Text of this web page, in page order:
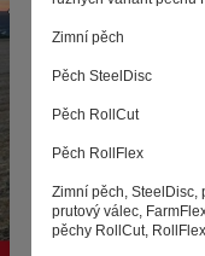
Zimní pěch
Pěch SteelDisc
Pěch RollCut
Pěch RollFlex
Zimní pěch, SteelDisc,
prutový válec,
pěchy RollCut,
hledáte, ušetřili
reklamy na věci,
přihlašovat.
zpracováním
„V pořádku“
vám poskytovali
vašich údajů. Svůj